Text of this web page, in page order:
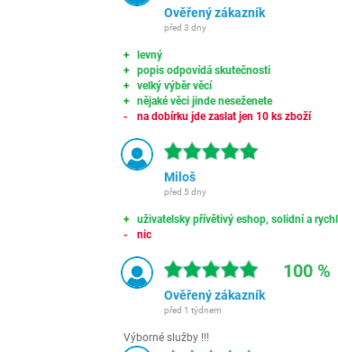
Ověřený zákazník
před 3 dny
levný
popis odpovídá skutečnosti
velký výběr věcí
nějaké věci jinde neseženete
na dobírku jde zaslat jen 10 ks zboží
Miloš
před 5 dny
uživatelsky přívětivý eshop, solidní a
nic
100 %
Ověřený zákazník
před 1 týdnem
Výborné služby !!!